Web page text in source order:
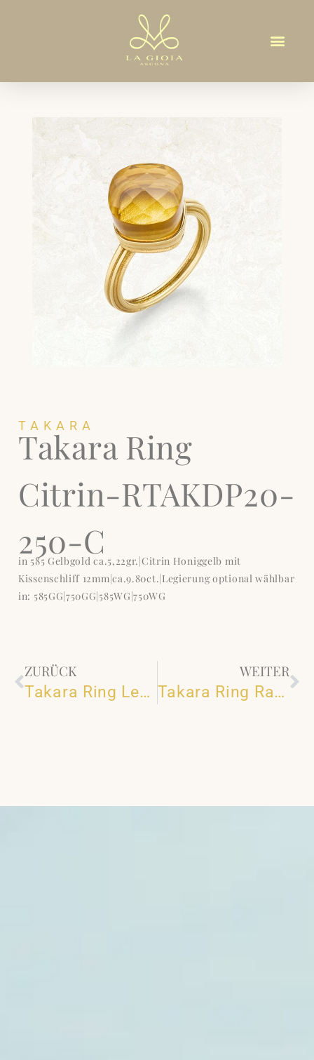
TAKARA
Takara Ring
Citrin-RTAKDP20-
250-C
in 585 Gelbgold ca.5,22gr.|Citrin Honiggelb mit
Kissenschliff 12mm|ca.9.80ct.|Legierung optional wählbar
in: 585GG|750GG|585WG|750WG
ZURÜCK
Takara Ring Lemon-Citrin-RTAKDO20-250-C-K2
WEITER
Takara Ring Rauchquarz-250-C-K2